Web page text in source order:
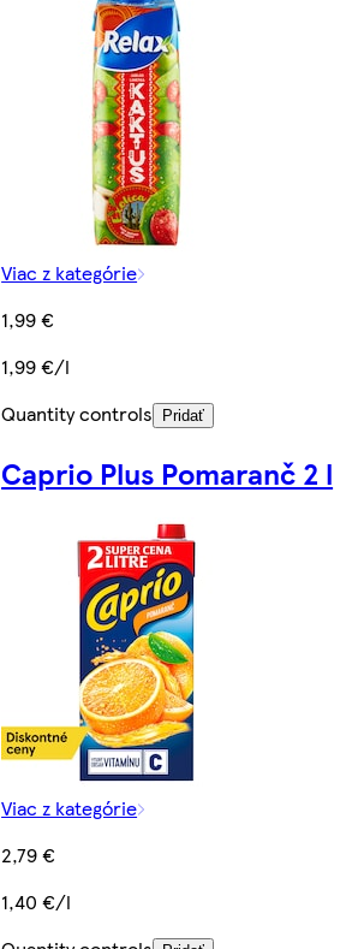
Viac z kategórie
1,99 €
1,99 €/l
Quantity controls
Pridať
Caprio Plus Pomaranč 2 l
Viac z kategórie
2,79 €
1,40 €/l